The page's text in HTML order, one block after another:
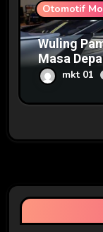
Otomotif
Wuling
Masa
mkt 01